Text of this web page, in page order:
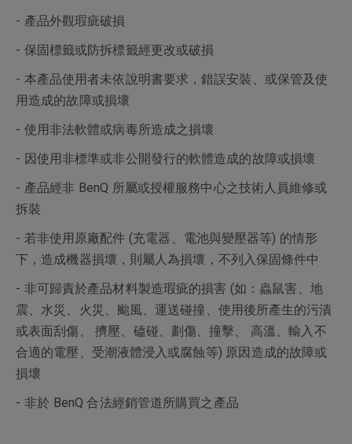
- 產品外觀瑕疵破損
- 保固標籤或防拆標籤經更改或破損
- 本產品使用者未依說明書要求，錯誤安裝、或保管及使
用造成的故障或損壞
- 使用非法軟體或病毒所造成之損壞
- 因使用非標準或非公開發行的軟體造成的故障或損壞
- 產品經非 BenQ 所屬或授權服務中心之技術人員維修或
拆裝
- 若非使用原廠配件 (充電器、電池與變壓器等) 的情形
下，造成機器損壞，則屬人為損壞，不列入保固條件中
- 非可歸責於產品材料製造瑕疵的損害 (如：蟲鼠害、地
震、水災、火災、颱風、運送碰撞、使用後所產生的污漬
或表面刮傷、 擠壓、磕碰、劃傷、撞擊、 高溫、輸入不
合適的電壓、受潮液體浸入或腐蝕等) 原因造成的故障或
損壞
- 非於 BenQ 合法經銷管道所購買之產品